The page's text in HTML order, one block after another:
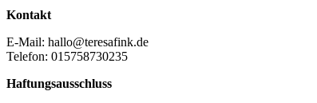
Kontakt
E-Mail: hallo@teresafink.de
Telefon: 015758730235
Haftungsausschluss